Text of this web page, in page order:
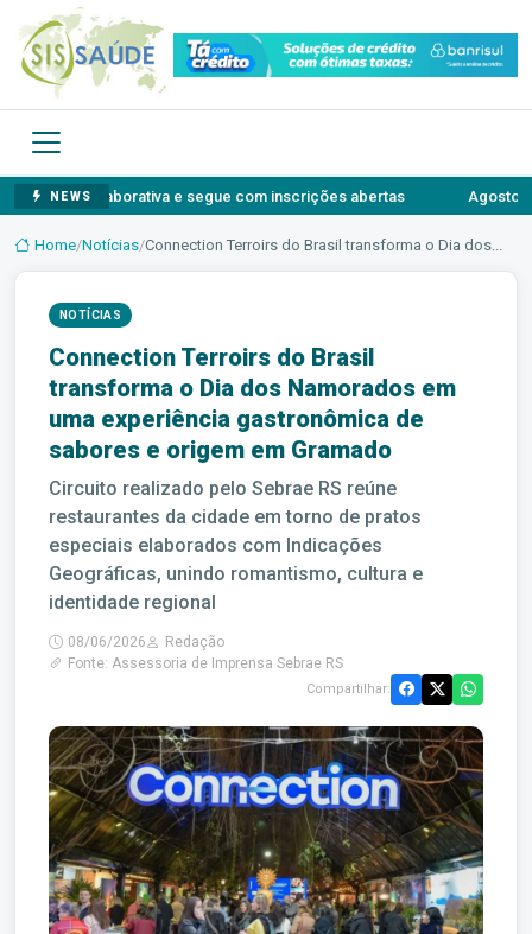
NEWS e segue com inscrições abertas Agosto Lilás: o
Home/Notícias/Connection Terroirs do Brasil transforma o Dia dos...
NOTÍCIAS
Connection Terroirs do Brasil
transforma o Dia dos Namorados em
uma experiência gastronômica de
sabores e origem em Gramado
Circuito realizado pelo Sebrae RS reúne
restaurantes da cidade em torno de pratos
especiais elaborados com Indicações
Geográficas, unindo romantismo, cultura e
identidade regional
08/06/2026
Redação
Fonte: Assessoria de Imprensa Sebrae RS
Compartilhar: